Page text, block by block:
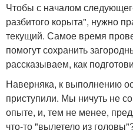
Чтобы с началом
разбитого корыта", нужно
текущий. Самое время
помогут сохранить
рассказываем, как
Наверняка, к выполнению
приступили. Мы ничуть не
опыте, и, тем не менее,
что-то "вылетело из